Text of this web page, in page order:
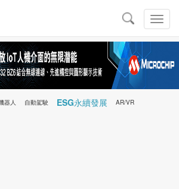
切
換
導
導
航
器人 自動駕駛 ESG永續發展 AR/VR